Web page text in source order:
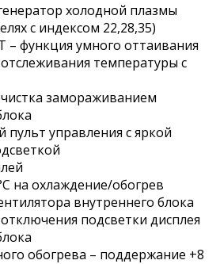
холодной плазмы
с индексом 22,28,35)
– функция умного оттаивания
температуры с
замораживанием
управления с яркой
на охлаждение/обогрев
внутреннего блока
подсветки дисплея
обогрева – поддержание +8